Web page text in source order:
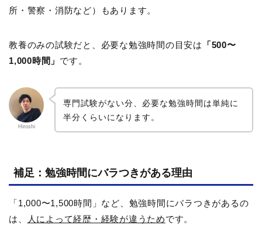
所・警察・消防など）もあります。
教養のみの試験だと、必要な勉強時間の目安は
「500〜
1,000時間」 です。
Hiroshi
専門試験がない分、必要な勉強時間は単純に
半分くらいになります。
補足：勉強時間にバラつきがある理由
「1,000〜1,500時間」など、勉強時間にバラつきがあるの
は、
人によって経歴・経験が違うためです。